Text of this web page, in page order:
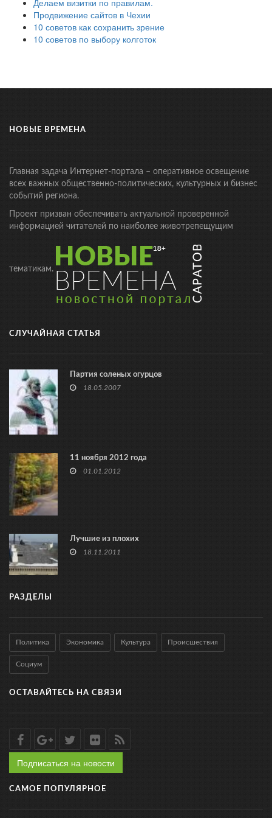
Делаем визитки по правилам.
Продвижение сайтов в Чехии
10 советов как сохранить зрение
10 советов по выбору колготок
НОВЫЕ ВРЕМЕНА
Главная задача Интернет-портала – оперативное освещение
всех важных общественно-политических, культурных и бизнес
событий региона.
Проект призван обеспечивать актуальной проверенной
информацией читателей по наиболее животрепещущим
тематикам.
СЛУЧАЙНАЯ СТАТЬЯ
Партия соленых огурцов
18.05.2007
11 ноября 2012 года
01.01.2012
Лучшие из плохих
18.11.2011
РАЗДЕЛЫ
Политика Экономика Культура Происшествия
Социум
ОСТАВАЙТЕСЬ НА СВЯЗИ
Подписаться на новости
САМОЕ ПОПУЛЯРНОЕ